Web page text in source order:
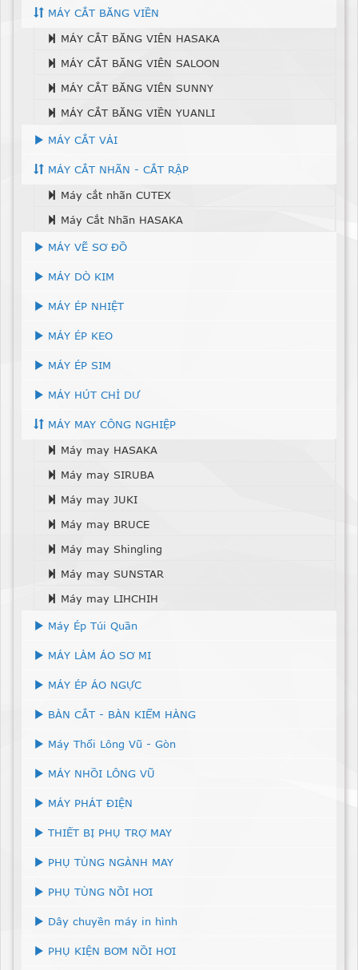
MÁY CẮT BĂNG VIỀN
MÁY CẮT BĂNG VIÊN HASAKA
MÁY CẮT BĂNG VIÊN SALOON
MÁY CẮT BĂNG VIÊN SUNNY
MÁY CẮT BĂNG VIỀN YUANLI
MÁY CẮT VẢI
MÁY CẮT NHÃN - CẮT RẬP
Máy cắt nhãn CUTEX
Máy Cắt Nhãn HASAKA
MÁY VẼ SƠ ĐỒ
MÁY DÒ KIM
MÁY ÉP NHIỆT
MÁY ÉP KEO
MÁY ÉP SIM
MÁY HÚT CHỈ DƯ
MÁY MAY CÔNG NGHIỆP
Máy may HASAKA
Máy may SIRUBA
Máy may JUKI
Máy may BRUCE
Máy may Shingling
Máy may SUNSTAR
Máy may LIHCHIH
Máy Ép Túi Quần
MÁY LÀM ÁO SƠ MI
MÁY ÉP ÁO NGỰC
BÀN CẮT - BÀN KIỂM HÀNG
Máy Thổi Lông Vũ - Gòn
MÁY NHỒI LÔNG VŨ
MÁY PHÁT ĐIỆN
THIẾT BỊ PHỤ TRỢ MAY
PHỤ TÙNG NGÀNH MAY
PHỤ TÙNG NỒI HƠI
Dây chuyền máy in hình
PHỤ KIỆN BƠM NỒI HƠI